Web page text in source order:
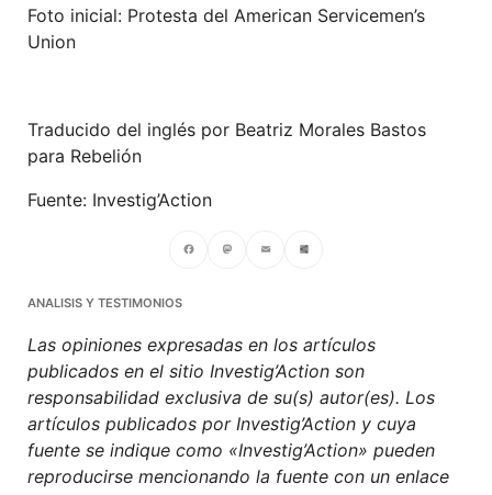
Foto inicial: Protesta del American Servicemen’s
Union
Traducido del inglés por Beatriz Morales Bastos
para Rebelión
Fuente: Investig’Action
Facebook
ANALISIS Y TESTIMONIOS
Las opiniones expresadas en los artículos
publicados en el sitio Investig’Action son
responsabilidad exclusiva de su(s) autor(es). Los
artículos publicados por Investig’Action y cuya
fuente se indique como «Investig’Action» pueden
reproducirse mencionando la fuente con un enlace